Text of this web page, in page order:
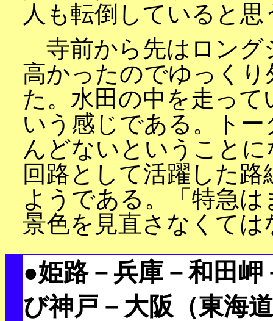
人も転倒していると思
寺前から先はロング
高かったのでゆっく
た。水田の中を走っ
いう感じである。ト
んどないということ
回路として活躍した
ようである。「特急
景色を見直さなくては
●姫路－兵庫－和田
び神戸－大阪（東海